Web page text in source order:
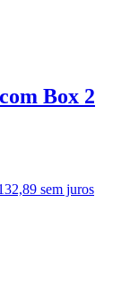
Box 2
sem juros